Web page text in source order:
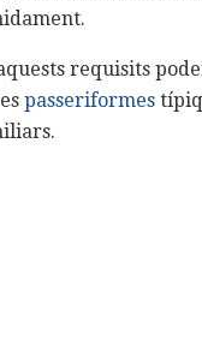
requisits
passeriformes